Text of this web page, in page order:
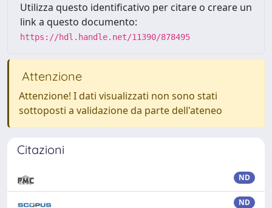
Utilizza questo identificativo per citare o creare un
link a questo documento:
https://hdl.handle.net/11390/878495
Attenzione
Attenzione! I dati visualizzati non sono stati
sottoposti a validazione da parte dell'ateneo
Citazioni
ND
ND